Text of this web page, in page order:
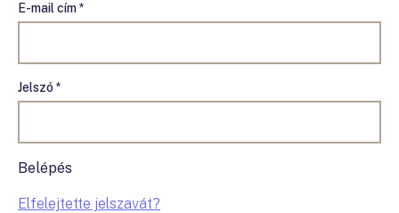
E-mail cím *
Jelszó *
Belépés
Elfelejtette jelszavát?